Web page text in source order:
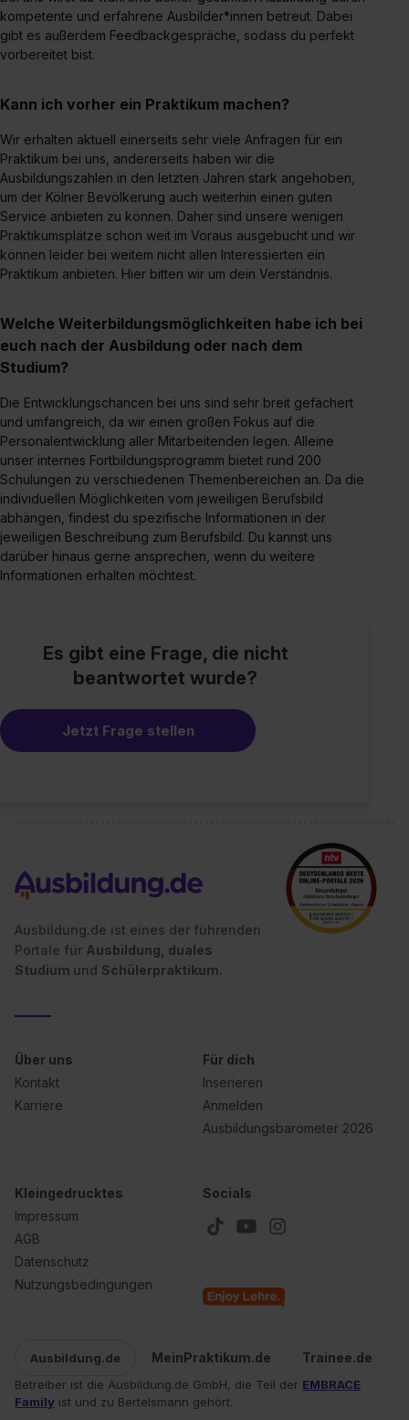
kompetente und erfahrene Ausbilder*innen betreut. Dabei
gibt es außerdem Feedbackgespräche, sodass du perfekt
vorbereitet bist.
Kann ich vorher ein Praktikum machen?
Wir erhalten aktuell einerseits sehr viele Anfragen für ein
Praktikum bei uns, andererseits haben wir die
Ausbildungszahlen in den letzten Jahren stark angehoben,
um der Kölner Bevölkerung auch weiterhin einen guten
Service anbieten zu können. Daher sind unsere wenigen
Praktikumsplätze schon weit im Voraus ausgebucht und wir
können leider bei weitem nicht allen Interessierten ein
Praktikum anbieten. Hier bitten wir um dein Verständnis.
Welche Weiterbildungsmöglichkeiten habe ich bei
euch nach der Ausbildung oder nach dem
Studium?
Die Entwicklungschancen bei uns sind sehr breit gefächert
und umfangreich, da wir einen großen Fokus auf die
Personalentwicklung aller Mitarbeitenden legen. Alleine
unser internes Fortbildungsprogramm bietet rund 200
Schulungen zu verschiedenen Themenbereichen an. Da die
individuellen Möglichkeiten vom jeweiligen Berufsbild
abhängen, findest du spezifische Informationen in der
jeweiligen Beschreibung zum Berufsbild. Du kannst uns
darüber hinaus gerne ansprechen, wenn du weitere
Informationen erhalten möchtest.
Es gibt eine Frage, die nicht
beantwortet wurde?
Jetzt Frage stellen
Ausbildung.de ist eines der führenden
Portale für Ausbildung, duales
Studium und Schülerpraktikum.
Über uns
Kontakt
Karriere
Für dich
Inserieren
Anmelden
Ausbildungsbarometer 2026
Kleingedrucktes
Impressum
AGB
Datenschutz
Nutzungsbedingungen
Socials
Ausbildung.de MeinPraktikum.de Trainee.de
Betreiber ist die Ausbildung.de GmbH, die Teil der EMBRACE
Family ist und zu Bertelsmann gehört.